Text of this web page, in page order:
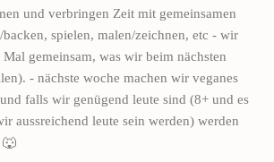
und verbringen Zeit mit gemeinsamen
spielen, malen/zeichnen, etc - wir
gemeinsam, was wir beim nächsten
- nächste woche machen wir veganes
falls wir genügend leute sind (8+ und es
aussreichend leute sein werden) werden
🐺